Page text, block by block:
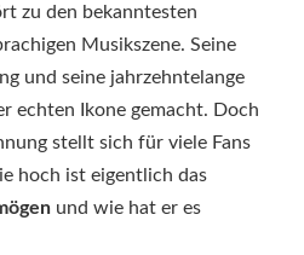
zu den bekanntesten
Musikszene. Seine
und seine jahrzehntelange
echten Ikone gemacht. Doch
stellt sich für viele Fans
hoch ist eigentlich das
und wie hat er es